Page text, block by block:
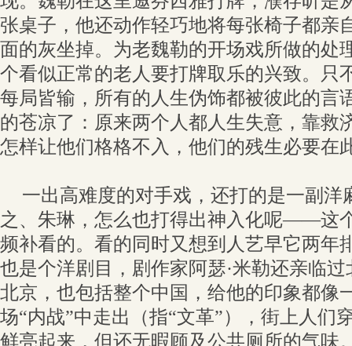
张桌子，他还动作轻巧地将每张椅子都亲
面的灰坐掉。为老魏勒的开场戏所做的处
个看似正常的老人要打牌取乐的兴致。只
每局皆输，所有的人生伪饰都被彼此的言
的苍凉了：原来两个人都人生失意，靠救
怎样让他们格格不入，他们的残生必要在
一出高难度的对手戏，还打的是一副洋
之、朱琳，怎么也打得出神入化呢——这
频补看的。看的同时又想到人艺早它两年
也是个洋剧目，剧作家阿瑟·米勒还亲临
北京，也包括整个中国，给他的印象都像
场“内战”中走出（指“文革”），街上人们
鲜亮起来，但还无暇顾及公共厕所的气味